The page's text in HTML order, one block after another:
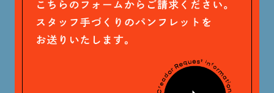
神定 龍杜 (13)